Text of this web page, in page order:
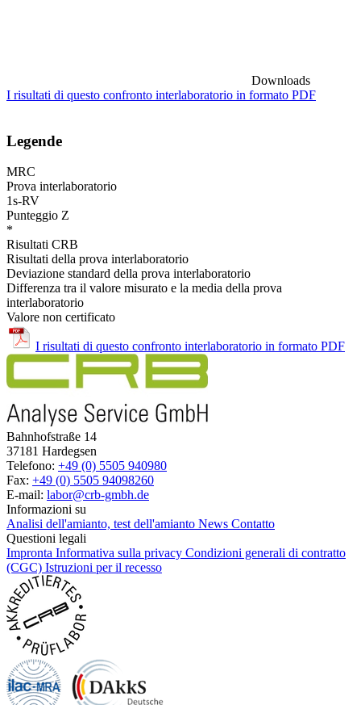
Downloads
I risultati di questo confronto interlaboratorio in formato PDF
Legende
MRC
Prova interlaboratorio
1s-RV
Punteggio Z
*
Risultati CRB
Risultati della prova interlaboratorio
Deviazione standard della prova interlaboratorio
Differenza tra il valore misurato e la media della prova
interlaboratorio
Valore non certificato
I risultati di questo confronto interlaboratorio in formato PDF
Bahnhofstraße 14
37181 Hardegsen
Telefono: +49 (0) 5505 940980
Fax: +49 (0) 5505 94098260
E-mail: labor@crb-gmbh.de
Informazioni su
Analisi dell'amianto, test dell'amianto News Contatto
Questioni legali
Impronta Informativa sulla privacy Condizioni generali di contratto
(CGC) Istruzioni per il recesso